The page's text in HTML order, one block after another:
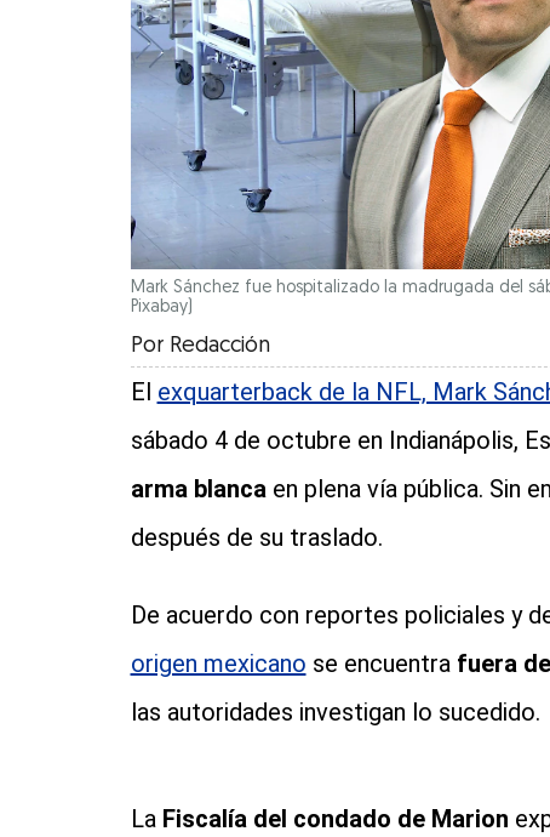
Mark Sánchez fue hospitalizado la madrugada del
Pixabay)
Por Redacción
El exquarterback de la NFL, Mark
sábado 4 de octubre en Indianápolis,
arma blancaen plena vía pública. Sin
después de su traslado.
De acuerdo con reportes policiales y
origen mexicano se encuentra fuera
las autoridades investigan lo sucedido.
La Fiscalía del condado de Marion